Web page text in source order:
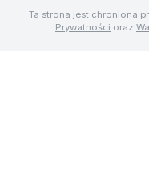
Ta strona jest chroniona
Prywatności oraz